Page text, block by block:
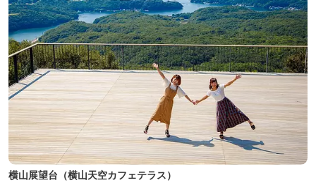
横山展望台（横山天空カフェテラス）